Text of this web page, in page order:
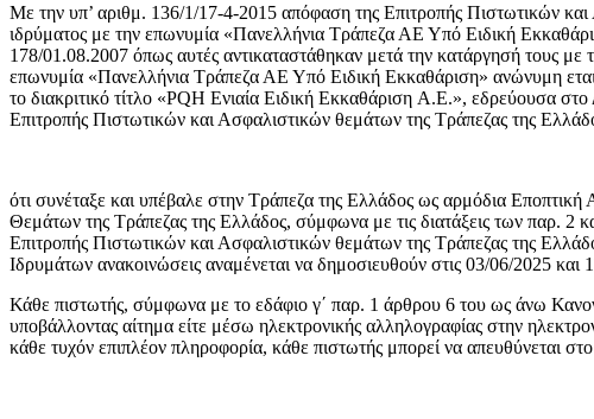
Με την υπ’ αριθμ. 136/1/17-4-2015 απόφαση της Επιτροπής Πιστωτικών
ιδρύματος με την επωνυμία «Πανελλήνια Τράπεζα ΑΕ Υπό Ειδική
178/01.08.2007 όπως αυτές αντικαταστάθηκαν μετά την κατάργησή τους
επωνυμία «Πανελλήνια Τράπεζα ΑΕ Υπό Ειδική Εκκαθάριση» ανώνυμη
το διακριτικό τίτλο «PQH Ενιαία Ειδική Εκκαθάριση A.E.», εδρεύουσα
Επιτροπής Πιστωτικών και Ασφαλιστικών θεμάτων της Τράπεζας της
ότι συνέταξε και υπέβαλε στην Τράπεζα της Ελλάδος ως αρμόδια
Θεμάτων της Τράπεζας της Ελλάδος, σύμφωνα με τις διατάξεις των παρ.
Επιτροπής Πιστωτικών και Ασφαλιστικών θεμάτων της Τράπεζας της
Ιδρυμάτων ανακοινώσεις αναμένεται να δημοσιευθούν στις 03/06/2025
Κάθε πιστωτής, σύμφωνα με το εδάφιο γ΄ παρ. 1 άρθρου 6 του ως άνω
υποβάλλοντας αίτημα είτε μέσω ηλεκτρονικής αλληλογραφίας στην
κάθε τυχόν επιπλέον πληροφορία, κάθε πιστωτής μπορεί να απευθύνεται